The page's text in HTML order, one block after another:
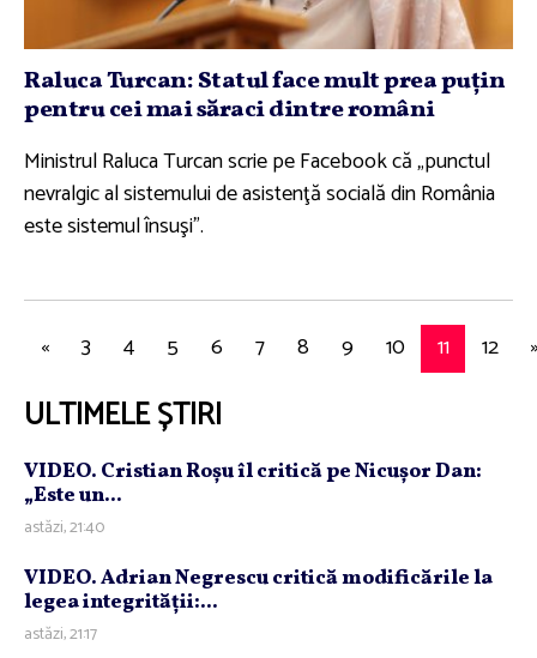
Raluca Turcan: Statul face mult prea puţin
pentru cei mai săraci dintre români
Ministrul Raluca Turcan scrie pe Facebook că „punctul
nevralgic al sistemului de asistenţă socială din România
este sistemul însuşi”.
« 3 4 5 6 7 8 9 10 11 12
ULTIMELE ȘTIRI
VIDEO. Cristian Roşu îl critică pe Nicuşor Dan:
„Este un...
astăzi, 21:40
VIDEO. Adrian Negrescu critică modificările la
legea integrităţii:...
astăzi, 21:17